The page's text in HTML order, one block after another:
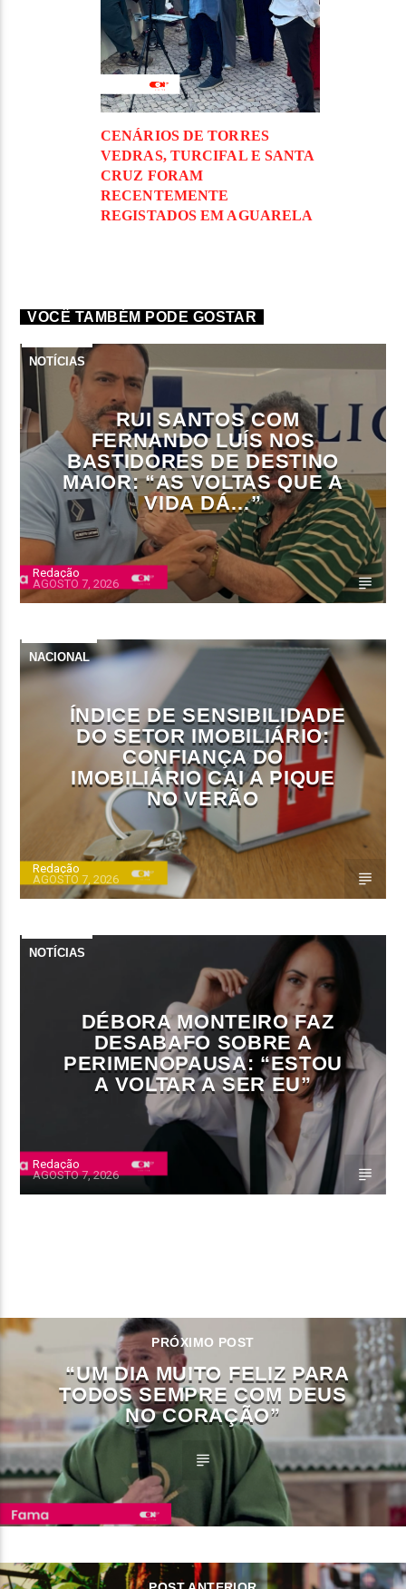
CENÁRIOS DE TORRES
VEDRAS, TURCIFAL E SANTA
CRUZ FORAM
RECENTEMENTE
REGISTADOS EM AGUARELA
VOCÊ TAMBÉM PODE GOSTAR
NOTÍCIAS
RUI SANTOS COM
FERNANDO LUÍS NOS
BASTIDORES DE DESTINO
MAIOR: “AS VOLTAS QUE A
VIDA DÁ…”
Redação
AGOSTO 7, 2026
NACIONAL
ÍNDICE DE SENSIBILIDADE
DO SETOR IMOBILIÁRIO:
CONFIANÇA DO
IMOBILIÁRIO CAI A PIQUE
NO VERÃO
Redação
AGOSTO 7, 2026
NOTÍCIAS
DÉBORA MONTEIRO FAZ
DESABAFO SOBRE A
PERIMENOPAUSA: “ESTOU
A VOLTAR A SER EU”
Redação
AGOSTO 7, 2026
PRÓXIMO POST
“UM DIA MUITO FELIZ PARA
TODOS SEMPRE COM DEUS
NO CORAÇÃO”